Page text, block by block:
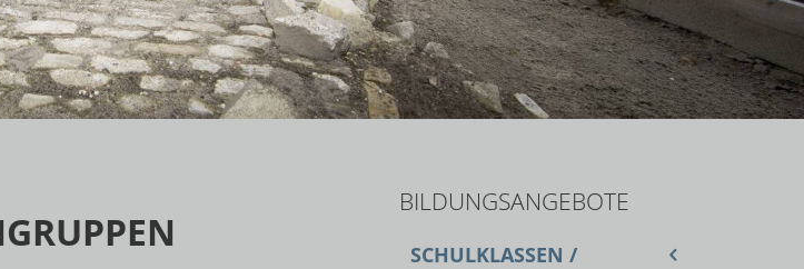
BILDUNGSANGEBOTE
SCHULKLASSEN /